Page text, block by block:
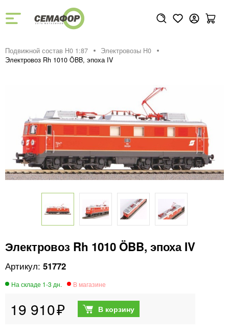
Подвижной состав H0 1:87
Электровозы H0
Электровоз Rh 1010 ÖBB, эпоха IV
Электровоз Rh 1010 ÖBB, эпоха IV
51772
19 910